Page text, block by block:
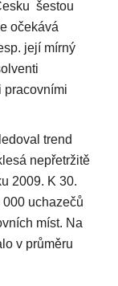
šestou
očekává
její mírný
pracovními
trend
nepřetržitě
2009. K 30.
uchazečů
míst. Na
v průměru